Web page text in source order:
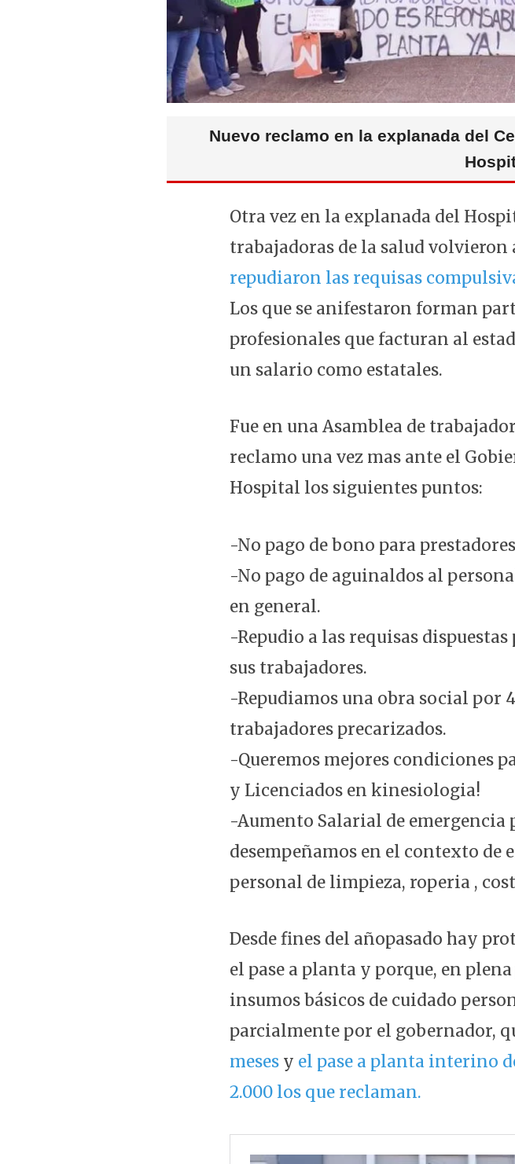
Nuevo reclamo en la explanada del
Otra vez en la explanada del
trabajadoras de la salud volvieron
repudiaron las requisas
Los que se anifestaron forman
profesionales que facturan al
un salario como estatales.
Fue en una Asamblea de
reclamo una vez mas ante el
Hospital los siguientes puntos:
-No pago de bono para
-No pago de aguinaldos al
en general.
-Repudio a las requisas
sus trabajadores.
-Repudiamos una obra social por
trabajadores precarizados.
-Queremos mejores condiciones
y Licenciados en kinesiologia!
-Aumento Salarial de emergencia
desempeñamos en el contexto
personal de limpieza, roperia ,
Desde fines del añopasado hay
el pase a planta y porque, en
insumos básicos de cuidado
parcialmente por el gobernador,
meses y el pase a planta interino
2.000 los que reclaman.